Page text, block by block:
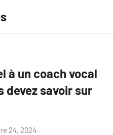
à un coach vocal
devez savoir sur
24, 2024